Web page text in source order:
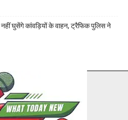
घुसेंगे कांवड़ियों के वाहन, ट्रैफिक पुलिस ने